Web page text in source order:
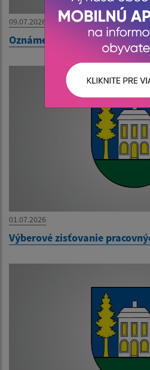
09.07.2026
Oznámenie o zatvorení pošty
01.07.2026
Výberové zisťovanie